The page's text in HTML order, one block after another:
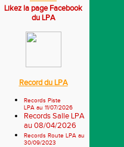
Likez la page Facebook
du LPA
Record du LPA
Records Piste
LPA au 11/07/2026
Records Salle LPA
au 08/04/2026
Records Route LPA au
30/09/2023